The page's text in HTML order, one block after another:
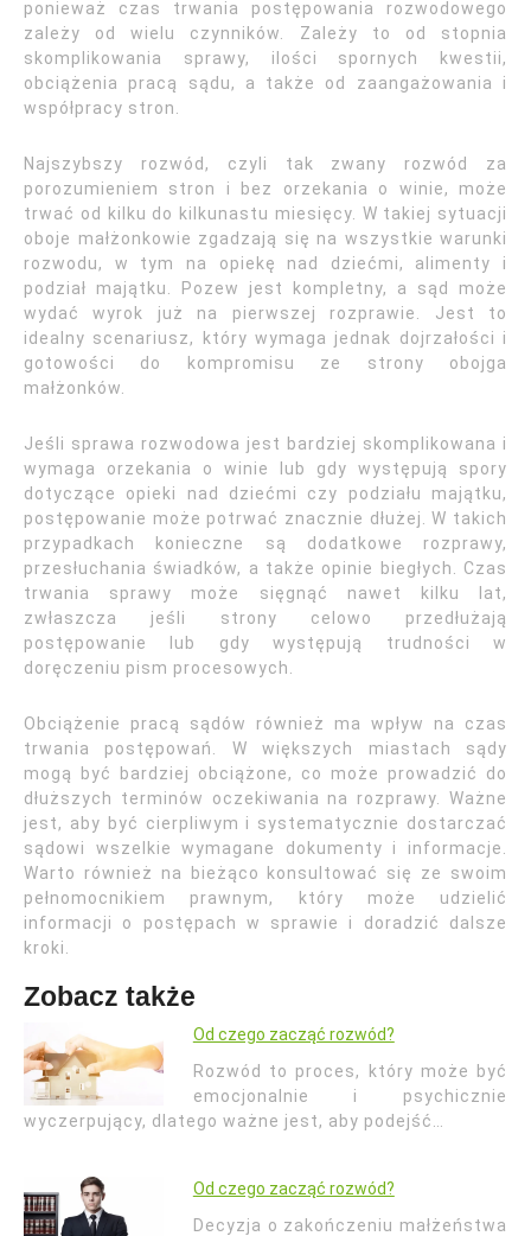
ponieważ czas trwania postępowania rozwodowego
zależy od wielu czynników. Zależy to od stopnia
skomplikowania sprawy, ilości spornych kwestii,
obciążenia pracą sądu, a także od zaangażowania i
współpracy stron.
Najszybszy rozwód, czyli tak zwany rozwód za
porozumieniem stron i bez orzekania o winie, może
trwać od kilku do kilkunastu miesięcy. W takiej sytuacji
oboje małżonkowie zgadzają się na wszystkie warunki
rozwodu, w tym na opiekę nad dziećmi, alimenty i
podział majątku. Pozew jest kompletny, a sąd może
wydać wyrok już na pierwszej rozprawie. Jest to
idealny scenariusz, który wymaga jednak dojrzałości i
gotowości do kompromisu ze strony obojga
małżonków.
Jeśli sprawa rozwodowa jest bardziej skomplikowana i
wymaga orzekania o winie lub gdy występują spory
dotyczące opieki nad dziećmi czy podziału majątku,
postępowanie może potrwać znacznie dłużej. W takich
przypadkach konieczne są dodatkowe rozprawy,
przesłuchania świadków, a także opinie biegłych. Czas
trwania sprawy może sięgnąć nawet kilku lat,
zwłaszcza jeśli strony celowo przedłużają
postępowanie lub gdy występują trudności w
doręczeniu pism procesowych.
Obciążenie pracą sądów również ma wpływ na czas
trwania postępowań. W większych miastach sądy
mogą być bardziej obciążone, co może prowadzić do
dłuższych terminów oczekiwania na rozprawy. Ważne
jest, aby być cierpliwym i systematycznie dostarczać
sądowi wszelkie wymagane dokumenty i informacje.
Warto również na bieżąco konsultować się ze swoim
pełnomocnikiem prawnym, który może udzielić
informacji o postępach w sprawie i doradzić dalsze
kroki.
Zobacz także
Od czego zacząć rozwód?
Rozwód to proces, który może być
emocjonalnie i psychicznie
wyczerpujący, dlatego ważne jest, aby podejść…
Od czego zacząć rozwód?
Decyzja o zakończeniu małżeństwa